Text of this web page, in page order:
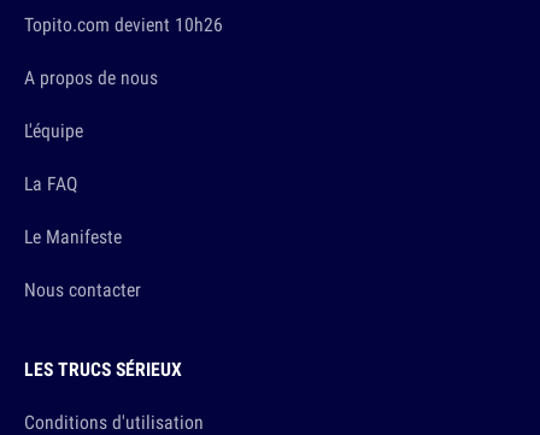
Topito.com devient 10h26
A propos de nous
L'équipe
La FAQ
Le Manifeste
Nous contacter
LES TRUCS SÉRIEUX
Conditions d'utilisation